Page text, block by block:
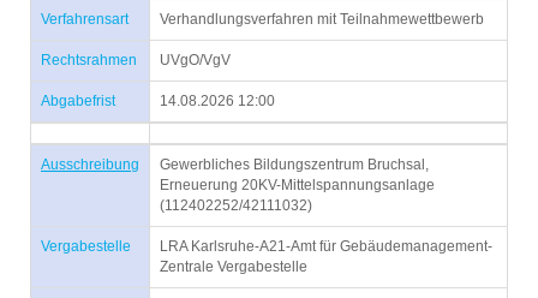
Verfahrensart Verhandlungsverfahren mit Teilnahmewettbewerb
Rechtsrahmen UVgO/VgV
Abgabefrist 14.08.2026 12:00
Ausschreibung
Gewerbliches Bildungszentrum Bruchsal,
Erneuerung 20KV-Mittelspannungsanlage
(112402252/42111032)
Vergabestelle
LRA Karlsruhe-A21-Amt für Gebäudemanagement-
Zentrale Vergabestelle